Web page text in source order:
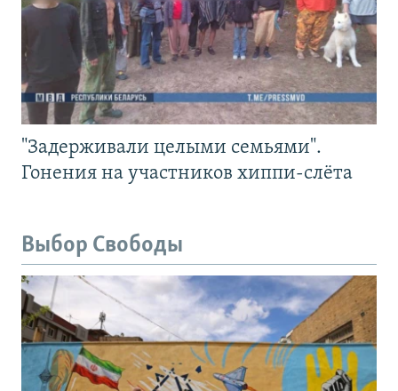
"Задерживали целыми семьями".
Гонения на участников хиппи-слёта
Выбор Свободы